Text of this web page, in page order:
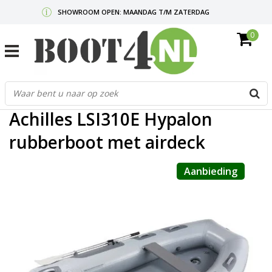
SHOWROOM OPEN: MAANDAG T/M ZATERDAG
GRATIS VERZENDING V.A. €50,-
MAIL ONSOF BEL: 0712340567
0
Home/Achilles LSI310E Hypalon rubberboot met airdeck
Achilles LSI310E Hypalon
rubberboot met airdeck
Aanbieding